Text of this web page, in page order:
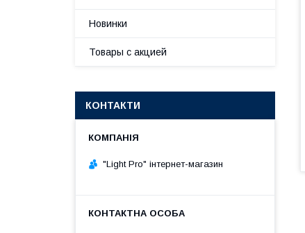
Новинки
Товары с акцией
КОНТАКТИ
"Light Pro" інтернет-магазин